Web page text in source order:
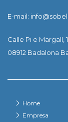
E-mail:
Calle Pi e Margall, 1
08912 Badalona
Home
Empresa